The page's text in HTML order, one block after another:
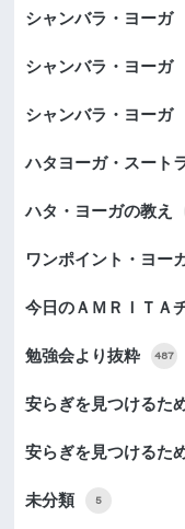
シャンバラ・ヨー
シャンバラ・ヨー
シャンバラ・ヨー
ハタヨーガ・スート
ハタ・ヨーガの教え
ワンポイント・ヨー
今日のＡＭＲＩＴＡ
勉強会より抜粋 487
安らぎを見つけるた
安らぎを見つけるた
未分類 5